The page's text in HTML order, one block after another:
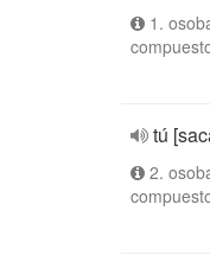
1.
tú
2.